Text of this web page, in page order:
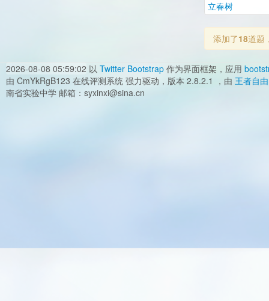
立春树
添加了18道题
2026-08-08 05:59:02 以 Twitter Bootstrap 作为界面框架，应用
由 CmYkRgB123 在线评测系统 强力驱动，版本 2.8.2.1 ，由 王者自由
南省实验中学 邮箱：syxinxi@sina.cn